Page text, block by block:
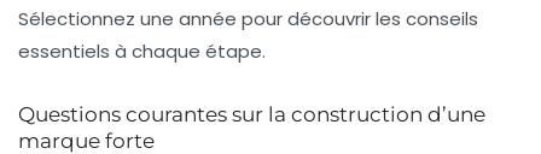
Sélectionnez une année pour découvrir les conseils
essentiels à chaque étape.
Questions courantes sur la construction d’une
marque forte